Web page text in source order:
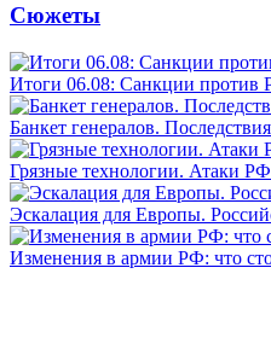
Сюжеты
Итоги 06.08: Санкции против
Банкет генералов.
Грязные технологии. Атаки
Эскалация для Европы.
Изменения в армии РФ: что